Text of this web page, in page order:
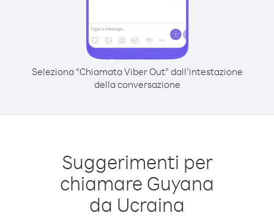
Seleziona “Chiamata Viber Out” dall’intestazione
della conversazione
Suggerimenti per
chiamare Guyana
da Ucraina